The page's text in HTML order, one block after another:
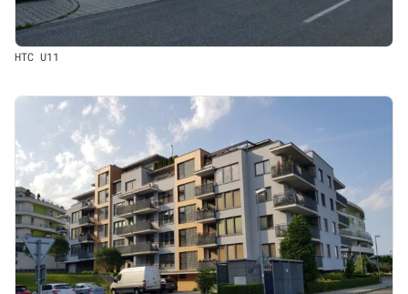
HTC U11